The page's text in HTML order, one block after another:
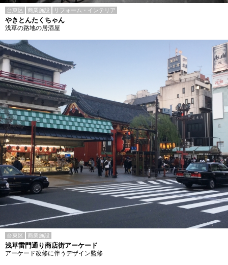
台東区 商業施設 リフォーム・インテリア
やきとんたくちゃん
浅草の路地の居酒屋
台東区 商業施設
浅草雷門通り商店街アーケード
アーケード改修に伴うデザイン監修